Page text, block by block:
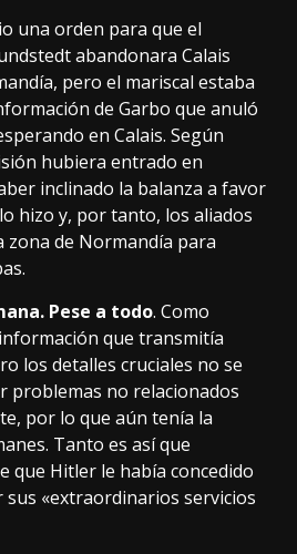
una orden para que el
abandonara Calais
pero el mariscal estaba
de Garbo que anuló
en Calais. Según
hubiera entrado en
inclinado la balanza a favor
hizo y, por tanto, los aliados
de Normandía para
Pese a todo. Como
que transmitía
los detalles cruciales no se
problemas no relacionados
por lo que aún tenía la
Tanto es así que
que Hitler le había concedido
sus «extraordinarios servicios